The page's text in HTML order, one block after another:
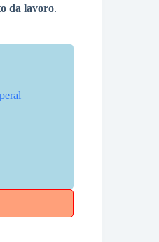
da lavoro.